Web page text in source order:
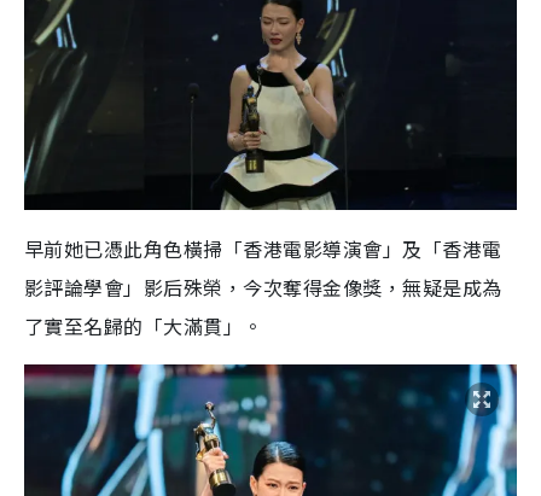
早前她已憑此角色橫掃「香港電影導演會」及「香港電
影評論學會」影后殊榮，今次奪得金像獎，無疑是成為
了實至名歸的「大滿貫」。